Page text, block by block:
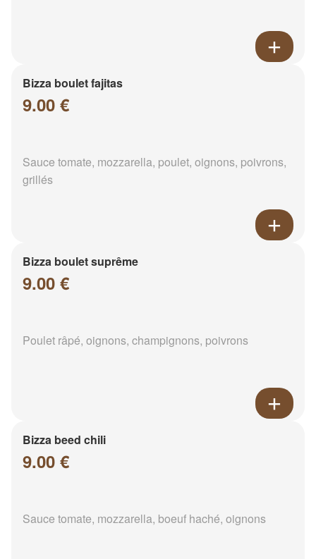
Bizza boulet fajitas
9.00 €
Sauce tomate, mozzarella, poulet, oignons, poivrons,
grillés
Bizza boulet suprême
9.00 €
Poulet râpé, oignons, champignons, poivrons
Bizza beed chili
9.00 €
Sauce tomate, mozzarella, boeuf haché, oignons